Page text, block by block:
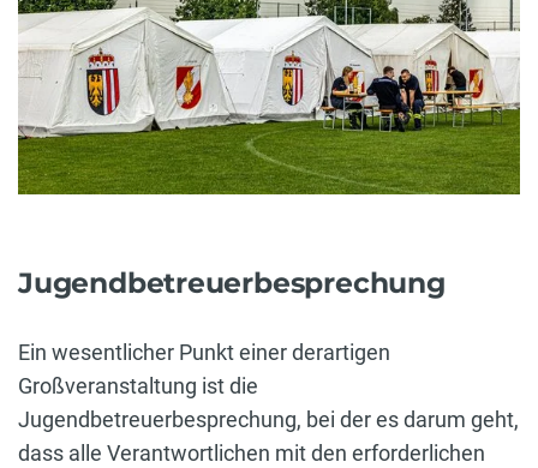
Jugendbetreuerbesprechung
Ein wesentlicher Punkt einer derartigen
Großveranstaltung ist die
Jugendbetreuerbesprechung, bei der es darum geht,
dass alle Verantwortlichen mit den erforderlichen